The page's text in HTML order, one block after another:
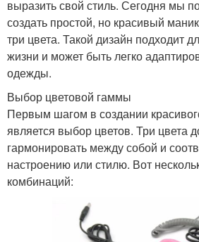
выразить свой стиль. Сегодня мы
создать простой, но красивый
три цвета. Такой дизайн подходит
жизни и может быть легко
одежды.
Выбор цветовой гаммы
Первым шагом в создании
является выбор цветов. Три цвета
гармонировать между собой и
настроению или стилю. Вот
комбинаций: